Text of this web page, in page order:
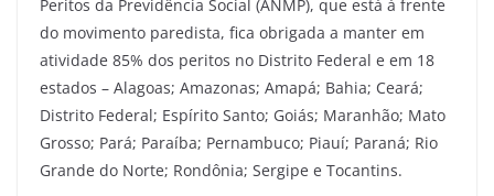
e
b
o
o
k
er l gr
a
m
s
A
p
p
e
Peritos da Previdência Social (ANMP), que está à frente
do movimento paredista, fica obrigada a manter em
atividade 85% dos peritos no Distrito Federal e em 18
estados – Alagoas; Amazonas; Amapá; Bahia; Ceará;
Distrito Federal; Espírito Santo; Goiás; Maranhão; Mato
Grosso; Pará; Paraíba; Pernambuco; Piauí; Paraná; Rio
Grande do Norte; Rondônia; Sergipe e Tocantins.